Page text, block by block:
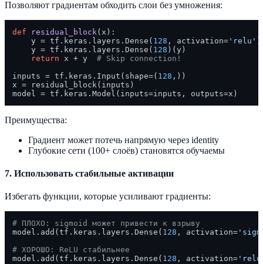
Позволяют градиентам обходить слои без умножения:
def residual_block ( x ):
    y = tf.keras.layers.Dense(
128 , activation= 'relu'
    y = tf.keras.layers.Dense(
128 )(y)
return x + y # Skip connection!
inputs = tf.keras.Input(shape=( 128 ,))
x = residual_block(inputs)
Преимущества:
Градиент может потечь напрямую через identity
Глубокие сети (100+ слоёв) становятся обучаемы
7. Использовать стабильные активации
Избегать функции, которые усиливают градиенты:
# ПЛОХО: sigmoid может привести к взрыву
model.add(tf.keras.layers.Dense( 128 , activation=
# ХОРОШО: ReLU стабильнее
model.add(tf.keras.layers.Dense( 128 , activation=